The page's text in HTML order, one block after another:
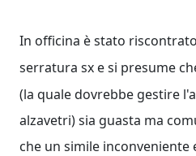
In officina è stato
serratura sx e si presume
(la quale dovrebbe gestire
alzavetri) sia guasta ma
che un simile inconveniente